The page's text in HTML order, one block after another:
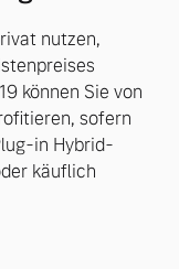
nutzen,
können Sie von
sofern
in Hybrid-
käuflich